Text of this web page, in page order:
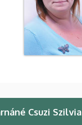
Csuzi Szilvia